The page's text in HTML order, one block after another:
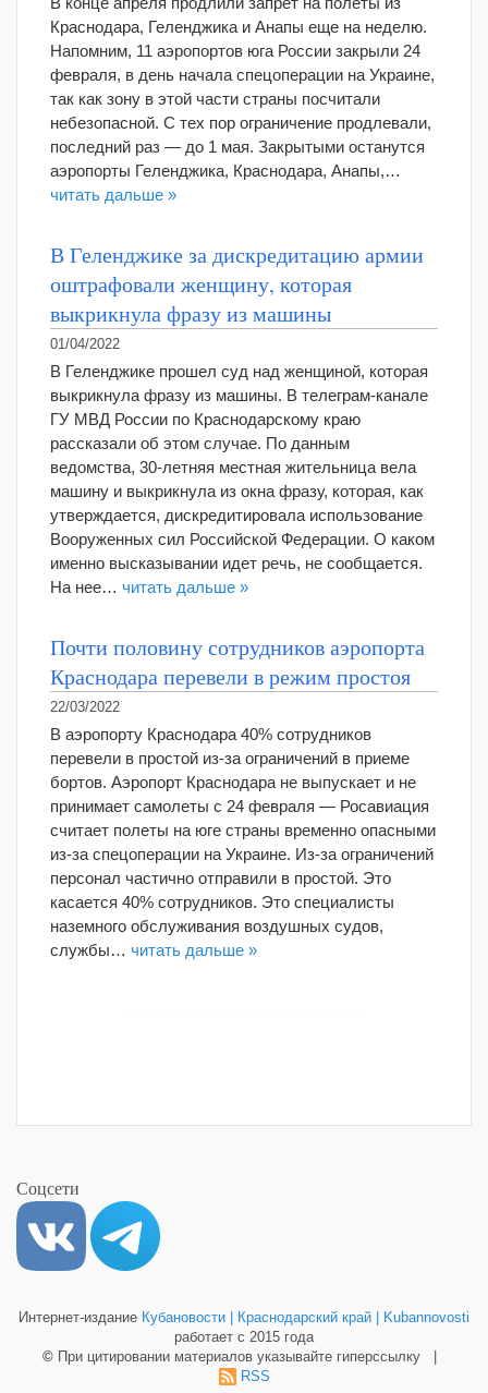
Краснодара, Геленджика и Анапы еще на неделю.
Напомним, 11 аэропортов юга России закрыли 24
февраля, в день начала спецоперации на Украине,
так как зону в этой части страны посчитали
небезопасной. С тех пор ограничение продлевали,
последний раз — до 1 мая. Закрытыми останутся
аэропорты Геленджика, Краснодара, Анапы,…
читать дальше »
В Геленджике за дискредитацию армии
оштрафовали женщину, которая
выкрикнула фразу из машины
01/04/2022
В Геленджике прошел суд над женщиной, которая
выкрикнула фразу из машины. В телеграм-канале
ГУ МВД России по Краснодарскому краю
рассказали об этом случае. По данным
ведомства, 30-летняя местная жительница вела
машину и выкрикнула из окна фразу, которая, как
утверждается, дискредитировала использование
Вооруженных сил Российской Федерации. О каком
именно высказывании идет речь, не сообщается.
На нее… читать дальше »
Почти половину сотрудников аэропорта
Краснодара перевели в режим простоя
22/03/2022
В аэропорту Краснодара 40% сотрудников
перевели в простой из-за ограничений в приеме
бортов. Аэропорт Краснодара не выпускает и не
принимает самолеты с 24 февраля — Росавиация
считает полеты на юге страны временно опасными
из-за спецоперации на Украине. Из-за ограничений
персонал частично отправили в простой. Это
касается 40% сотрудников. Это специалисты
наземного обслуживания воздушных судов,
службы… читать дальше »
Соцсети
Интернет-издание Кубановости | Краснодарский край | Kubannovosti
работает с 2015 года
© При цитировании материалов указывайте гиперссылку |
RSS